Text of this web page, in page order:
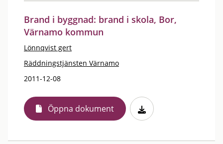
Brand i byggnad: brand i skola, Bor,
Värnamo kommun
Lönnqvist gert
Räddningstjänsten Värnamo
2011-12-08
Öppna dokument